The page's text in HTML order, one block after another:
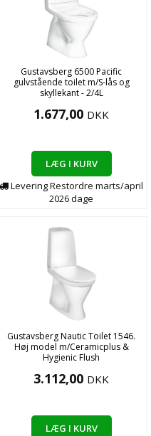
Gustavsberg 6500 Pacific
gulvstående toilet m/S-lås og
skyllekant - 2/4L
1.677,00 DKK
LÆG I KURV
LeveringRestordre marts/april
2026dage
Gustavsberg Nautic Toilet 1546.
Høj model m/Ceramicplus &
Hygienic Flush
3.112,00 DKK
LÆG I KURV